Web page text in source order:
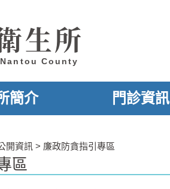
生所
County
簡介 門診資訊
開資訊 > 廉政防貪指引專區
區